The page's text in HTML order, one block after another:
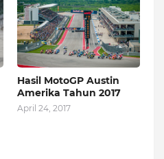
Hasil MotoGP Austin
Amerika Tahun 2017
April 24, 2017